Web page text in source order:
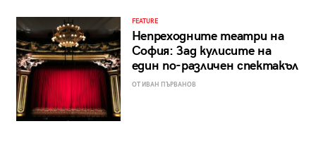
FEATURE
Непреходните театри на
София: Зад кулисите на
един по-различен спектакъл
ОТ ИВАН ПЪРВАНОВ